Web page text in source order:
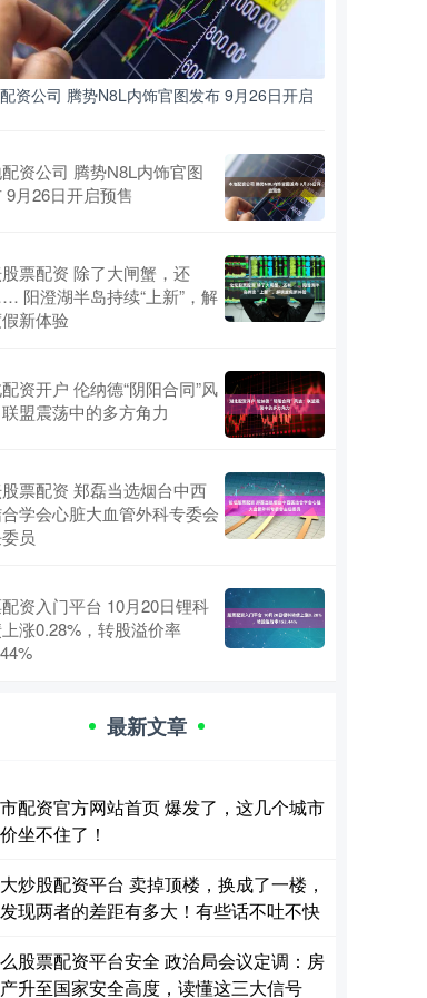
资公司 腾势N8L内饰官图发布 9月26日开启
资公司 腾势N8L内饰官图
9月26日开启预售
票配资 除了大闸蟹，还
阳澄湖半岛持续“上新”，解
新体验
资开户 伦纳德“阴阳合同”风
盟震荡中的多方角力
票配资 郑磊当选烟台中西
学会心脏大血管外科专委会
员
资入门平台 10月20日锂科
涨0.28%，转股溢价率
最新文章
配资官方网站首页 爆发了，这几个城市
坐不住了！
炒股配资平台 卖掉顶楼，换成了一楼，
现两者的差距有多大！有些话不吐不快
股票配资平台安全 政治局会议定调：房
升至国家安全高度，读懂这三大信号